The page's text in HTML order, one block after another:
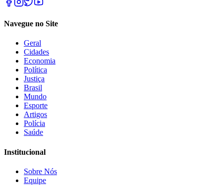
Navegue no Site
Geral
Cidades
Economia
Política
Justiça
Brasil
Mundo
Esporte
Artigos
Polícia
Saúde
Institucional
Sobre Nós
Equipe